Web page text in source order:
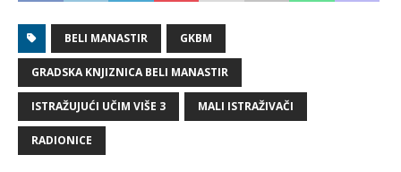
BELI MANASTIR GKBM
GRADSKA KNJIZNICA BELI MANASTIR
ISTRAŽUJUĆI UČIM VIŠE 3 MALI ISTRAŽIVAČI
RADIONICE